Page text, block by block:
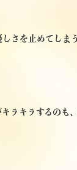
さを止めてしまう
ラキラするのも